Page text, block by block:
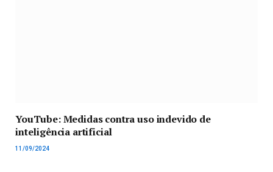
YouTube: Medidas contra uso indevido de
inteligência artificial
11/09/2024